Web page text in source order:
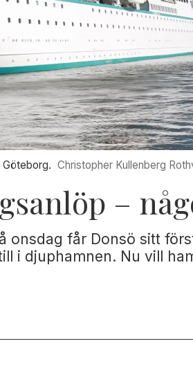
Christopher Kullenberg
–
onsdag får Donsö sitt
i djuphamnen. Nu vill